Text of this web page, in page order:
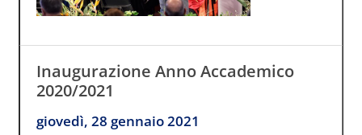
Inaugurazione Anno Accademico
2020/2021
giovedì, 28 gennaio 2021